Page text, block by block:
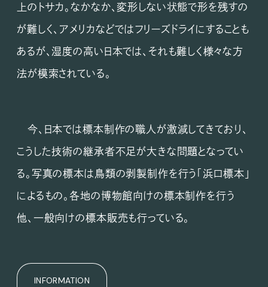
上のトサカ。なかなか、変形しない状態で形を残すの
が難しく、アメリカなどではフリーズドライにすることも
あるが、湿度の高い日本では、それも難しく様々な方
法が模索されている。
今、日本では標本制作の職人が激減してきており、
こうした技術の継承者不足が大きな問題となってい
る。写真の標本は鳥類の剥製制作を行う「浜口標本」
によるもの。各地の博物館向けの標本制作を行う
他、一般向けの標本販売も行っている。
INFORMATION